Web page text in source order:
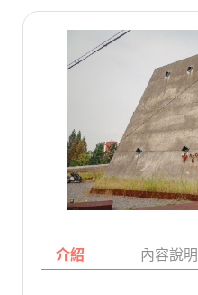
介紹 內容說明